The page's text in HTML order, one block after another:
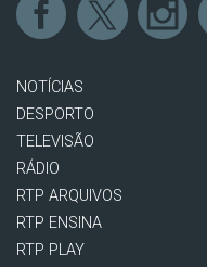
NOTÍCIAS
DESPORTO
TELEVISÃO
RÁDIO
RTP ARQUIVOS
RTP ENSINA
RTP PLAY